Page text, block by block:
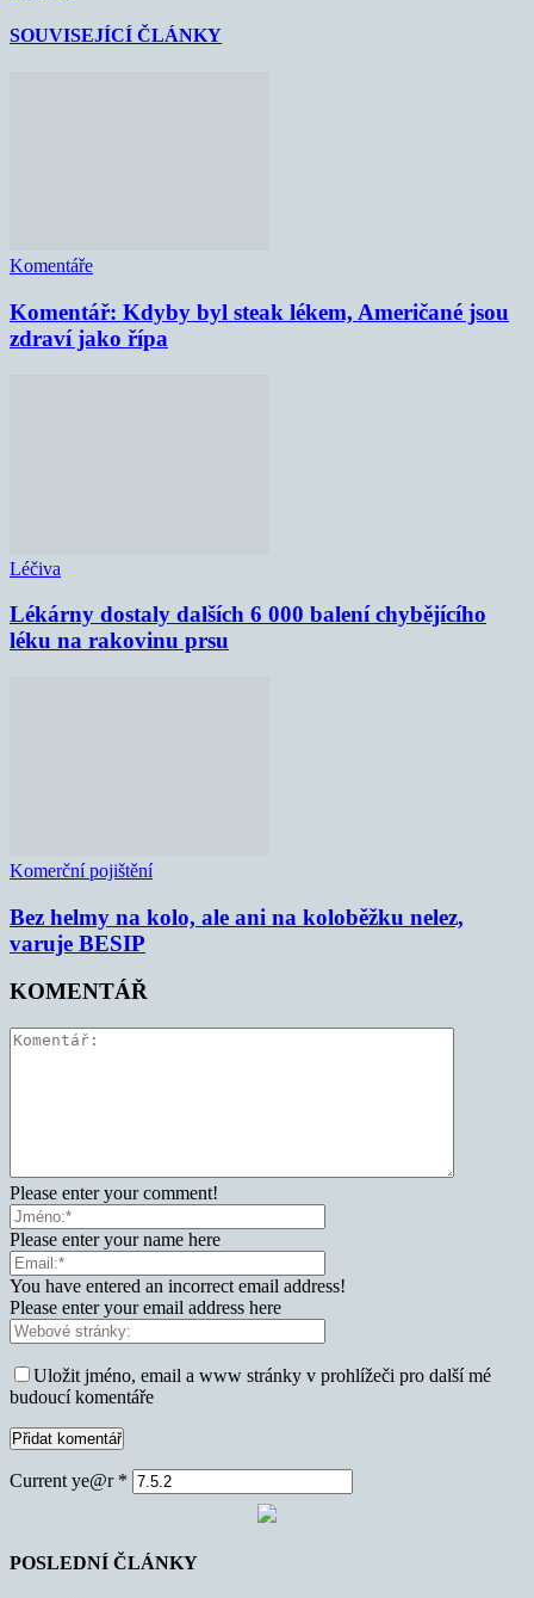
SOUVISEJÍCÍ ČLÁNKY
Komentáře
Komentář: Kdyby byl steak lékem, Američané jsou
zdraví jako řípa
Léčiva
Lékárny dostaly dalších 6 000 balení chybějícího
léku na rakovinu prsu
Komerční pojištění
Bez helmy na kolo, ale ani na koloběžku nelez,
varuje BESIP
KOMENTÁŘ
Please enter your comment!
Please enter your name here
You have entered an incorrect email address!
Please enter your email address here
Uložit jméno, email a www stránky v prohlížeči pro další mé
budoucí komentáře
Current ye@r *
POSLEDNÍ ČLÁNKY